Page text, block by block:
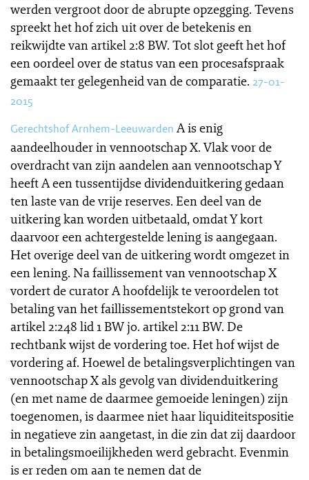
werden vergroot door de abrupte opzegging. Tevens
spreekt het hof zich uit over de betekenis en
reikwijdte van artikel 2:8 BW. Tot slot geeft het hof
een oordeel over de status van een procesafspraak
gemaakt ter gelegenheid van de comparatie. 27-01-
2015
Gerechtshof Arnhem-Leeuwarden A is enig
aandeelhouder in vennootschap X. Vlak voor de
overdracht van zijn aandelen aan vennootschap Y
heeft A een tussentijdse dividenduitkering gedaan
ten laste van de vrije reserves. Een deel van de
uitkering kan worden uitbetaald, omdat Y kort
daarvoor een achtergestelde lening is aangegaan.
Het overige deel van de uitkering wordt omgezet in
een lening. Na faillissement van vennootschap X
vordert de curator A hoofdelijk te veroordelen tot
betaling van het faillissementstekort op grond van
artikel 2:248 lid 1 BW jo. artikel 2:11 BW. De
rechtbank wijst de vordering toe. Het hof wijst de
vordering af. Hoewel de betalingsverplichtingen van
vennootschap X als gevolg van dividenduitkering
(en met name de daarmee gemoeide leningen) zijn
toegenomen, is daarmee niet haar liquiditeitspositie
in negatieve zin aangetast, in die zin dat zij daardoor
in betalingsmoeilijkheden werd gebracht. Evenmin
is er reden om aan te nemen dat de